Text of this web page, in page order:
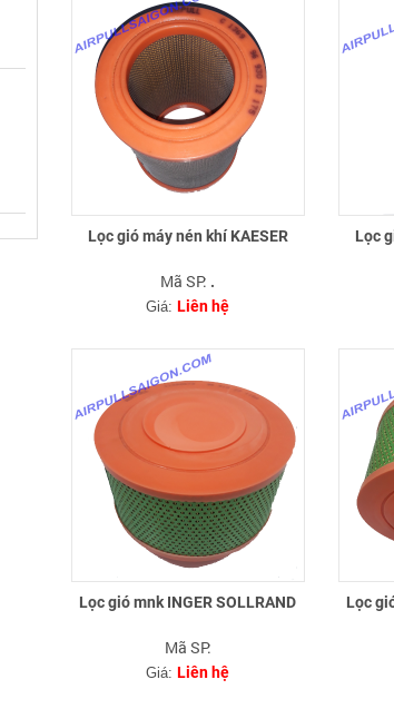
Lọc gió máy nén khí KAESER
Mã SP: .
Giá: Liên hệ
Lọc
Lọc gió mnk INGER SOLLRAND
Mã SP:
Giá: Liên hệ
Lọc